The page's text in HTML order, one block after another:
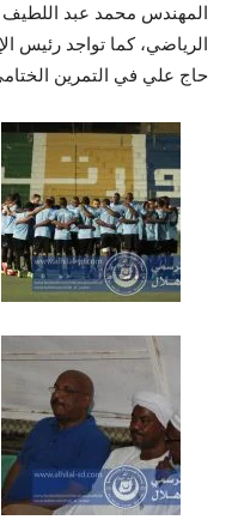
المهندس محمد عبد اللطيف
الرياضي، كما تواجد رئيس
حاج علي في التمرين